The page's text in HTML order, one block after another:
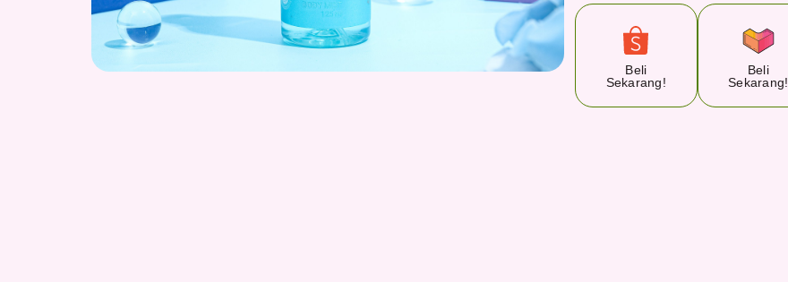
Beli
Sekarang!
Beli
Sekarang!